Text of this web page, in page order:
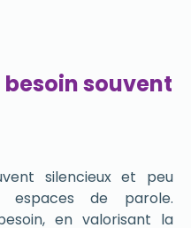
besoin souvent
silencieux et peu
espaces de parole.
en valorisant la